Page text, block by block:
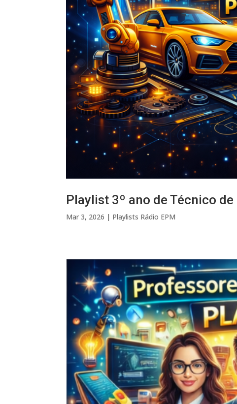
Playlist 3º ano de Técnico
Mar 3, 2026 | Playlists Rádio EPM